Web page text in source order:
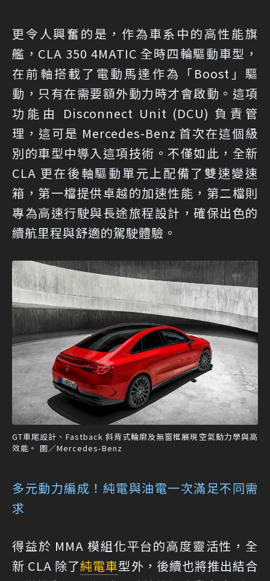
更令人興奮的是，作為車系中的高性能旗
艦，CLA 350 4MATIC 全時四輪驅動車型，
在前軸搭載了電動馬達作為「Boost」驅
動，只有在需要額外動力時才會啟動。這項
功能由 Disconnect Unit (DCU) 負責管
理，這可是 Mercedes-Benz 首次在這個級
別的車型中導入這項技術。不僅如此，全新
CLA 更在後軸驅動單元上配備了雙速變速
箱，第一檔提供卓越的加速性能，第二檔則
專為高速行駛與長途旅程設計，確保出色的
續航里程與舒適的駕駛體驗。
GT車尾設計、Fastback 斜背式輪廓及無窗框展現空氣動力學與高
效能。 圖／Mercedes-Benz
多元動力編成！純電與油電一次滿足不同需
求
得益於 MMA 模組化平台的高度靈活性，全
新 CLA 除了純電車型外，後續也將推出結合